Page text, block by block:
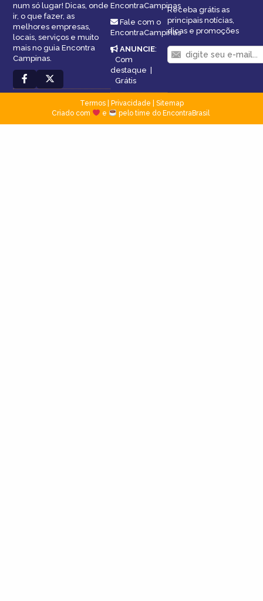
num só lugar! Dicas, onde
ir, o que fazer, as
melhores empresas,
locais, serviços e muito
mais no guia Encontra
Campinas.
EncontraCampinas
Fale com o
EncontraCampinas
ANUNCIE:
Com
destaque |
Grátis
Receba grátis as
principais notícias,
dicas e promoções
Termos| Privacidade
Sitemap
Criado com
e pelo time do EncontraBrasil